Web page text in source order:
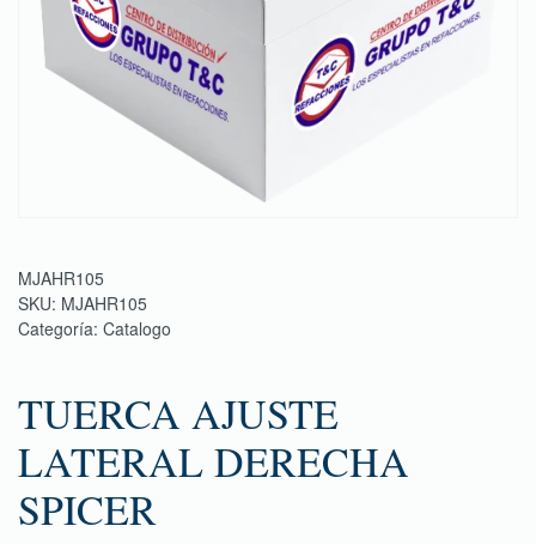
MJAHR105
SKU: MJAHR105
Categoría: Catalogo
TUERCA AJUSTE
LATERAL DERECHA
SPICER